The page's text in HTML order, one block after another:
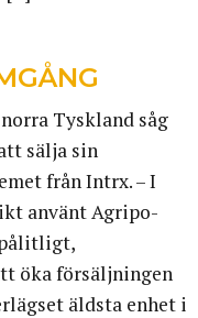
Tyskland såg
sälja sin
från Intrx. – I
använt Agripo-
pålitligt,
öka försäljningen
äldsta enhet i